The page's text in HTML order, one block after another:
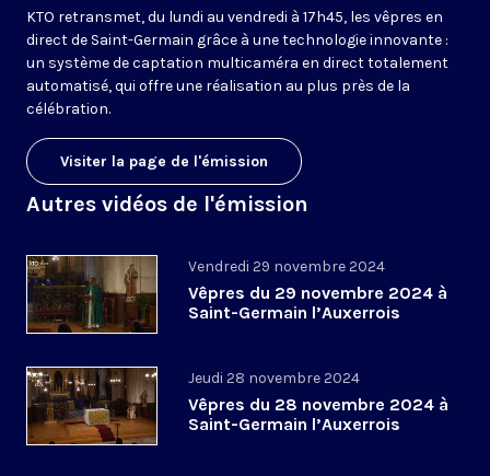
KTO retransmet, du lundi au vendredi à 17h45, les vêpres en
direct de Saint-Germain grâce à une technologie innovante :
un système de captation multicaméra en direct totalement
automatisé, qui offre une réalisation au plus près de la
célébration.
Visiter la page de l'émission
Autres vidéos de l'émission
Vendredi 29 novembre 2024
Vêpres du 29 novembre 2024 à
Saint-Germain l’Auxerrois
Jeudi 28 novembre 2024
Vêpres du 28 novembre 2024 à
Saint-Germain l’Auxerrois